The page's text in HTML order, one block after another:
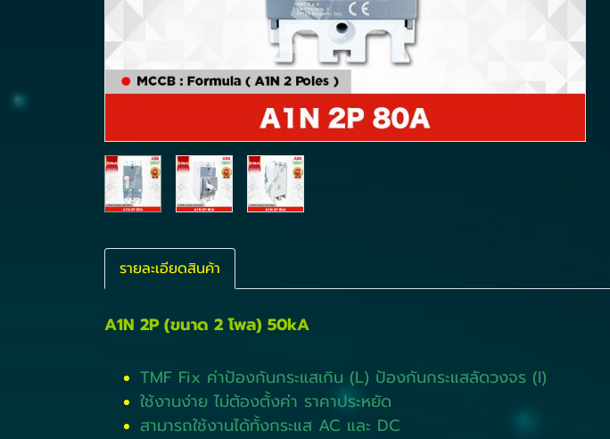
รายละเอียดสินค้า
A1N 2P (ขนาด 2 โพล) 50kA
TMF Fix ค่าป้องกันกระแสเกิน (L) ป้องกันกระแสลัดวงจร (I)
ใช้งานง่าย ไม่ต้องตั้งค่า ราคาประหยัด
สามารถใช้งานได้ทั้งกระแส AC และ DC